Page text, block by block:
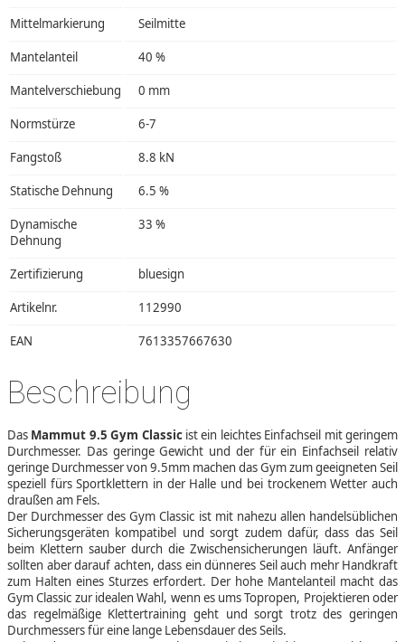
Mittelmarkierung Seilmitte
Mantelanteil 40 %
Mantelverschiebung 0 mm
Normstürze 6-7
Fangstoß 8.8 kN
Statische Dehnung 6.5 %
Dynamische
Dehnung
33 %
Zertifizierung bluesign
Artikelnr. 112990
EAN 7613357667630
Beschreibung
Das Mammut 9.5 Gym Classicist ein leichtes Einfachseil mit geringem
Durchmesser. Das geringe Gewicht und der für ein Einfachseil relativ
geringe Durchmesser von 9.5mm machen das Gym zum geeigneten Seil
speziell fürs Sportklettern in der Halle und bei trockenem Wetter auch
draußen am Fels.
Der Durchmesser des Gym Classic ist mit nahezu allen handelsüblichen
Sicherungsgeräten kompatibel und sorgt zudem dafür, dass das Seil
beim Klettern sauber durch die Zwischensicherungen läuft. Anfänger
sollten aber darauf achten, dass ein dünneres Seil auch mehr Handkraft
zum Halten eines Sturzes erfordert. Der hohe Mantelanteil macht das
Gym Classic zur idealen Wahl, wenn es ums Topropen, Projektieren oder
das regelmäßige Klettertraining geht und sorgt trotz des geringen
Durchmessers für eine lange Lebensdauer des Seils.